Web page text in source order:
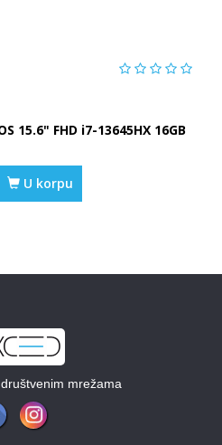
15.6" FHD i7-13645HX 16GB
U korpu
mrežama